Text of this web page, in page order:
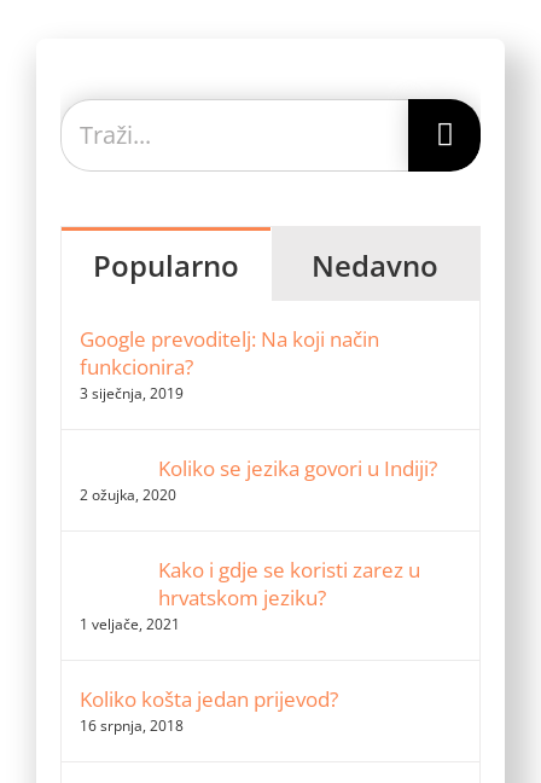
Traži...
Popularno Nedavno
Google prevoditelj: Na koji način
funkcionira?
3 siječnja, 2019
Koliko se jezika govori u Indiji?
2 ožujka, 2020
Kako i gdje se koristi zarez u
hrvatskom jeziku?
1 veljače, 2021
Koliko košta jedan prijevod?
16 srpnja, 2018